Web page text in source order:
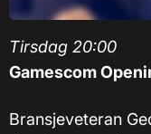
Tirsdag 20:00
Gamescom
Bransjeveteran